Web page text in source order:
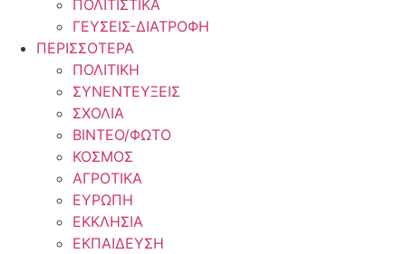
ΠΟΛΙΤΙΣΤΙΚΑ
ΓΕΥΣΕΙΣ-ΔΙΑΤΡΟΦΗ
ΠΕΡΙΣΣΟΤΕΡΑ
ΠΟΛΙΤΙΚΗ
ΣΥΝΕΝΤΕΥΞΕΙΣ
ΣΧΟΛΙΑ
ΒΙΝΤΕΟ/ΦΩΤΟ
ΚΟΣΜΟΣ
ΑΓΡΟΤΙΚΑ
ΕΥΡΩΠΗ
ΕΚΚΛΗΣΙΑ
ΕΚΠΑΙΔΕΥΣΗ